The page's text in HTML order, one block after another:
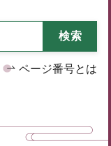
ページ番号とは